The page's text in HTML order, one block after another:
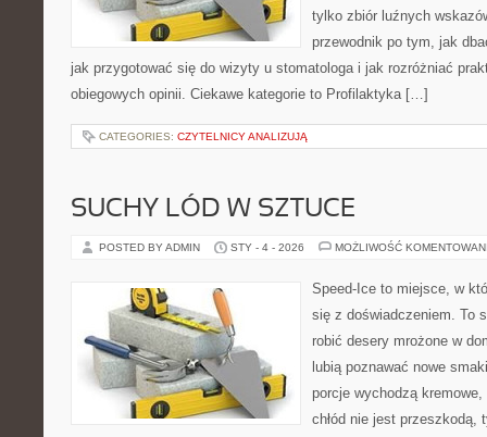
tylko zbiór luźnych
przewodnik po tym, jak
jak przygotować się do wizyty u stomatologa i jak rozróżniać
obiegowych opinii. Ciekawe kategorie to Profilaktyka […]
CATEGORIES: CZYTELNICY ANALIZUJĄ
SUCHY LÓD W SZTUCE
POSTED BY ADMIN STY - 4 - 2026 MOŻLIWOŚĆ
Speed-Ice to miejsce, w
się z doświadczeniem. To
robić desery mrożone w
lubią poznawać nowe
porcje wychodzą
chłód nie jest przeszkodą,